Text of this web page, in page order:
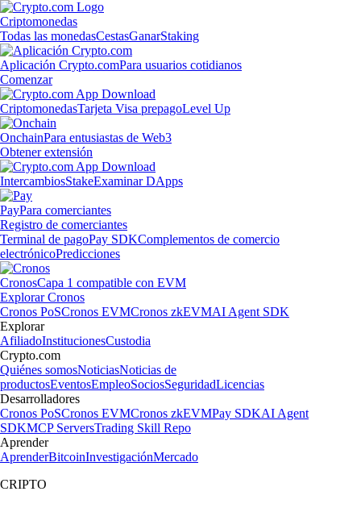
Criptomonedas
Todas las monedasCestasGanarStaking
Aplicación Crypto.comPara usuarios cotidianos
Comenzar
CriptomonedasTarjeta Visa prepagoLevel Up
OnchainPara entusiastas de Web3
Obtener extensión
IntercambiosStakeExaminar DApps
PayPara comerciantes
Registro de comerciantes
Terminal de pagoPay SDKComplementos de comercio
electrónicoPredicciones
CronosCapa 1 compatible con EVM
Explorar Cronos
Cronos PoSCronos EVMCronos zkEVMAI Agent SDK
Explorar
AfiliadoInstitucionesCustodia
Crypto.com
Quiénes somosNoticiasNoticias de
productosEventosEmpleoSociosSeguridadLicencias
Desarrolladores
Cronos PoSCronos EVMCronos zkEVMPay SDKAI Agent
SDKMCP ServersTrading Skill Repo
Aprender
AprenderBitcoinInvestigaciónMercado
CRIPTO